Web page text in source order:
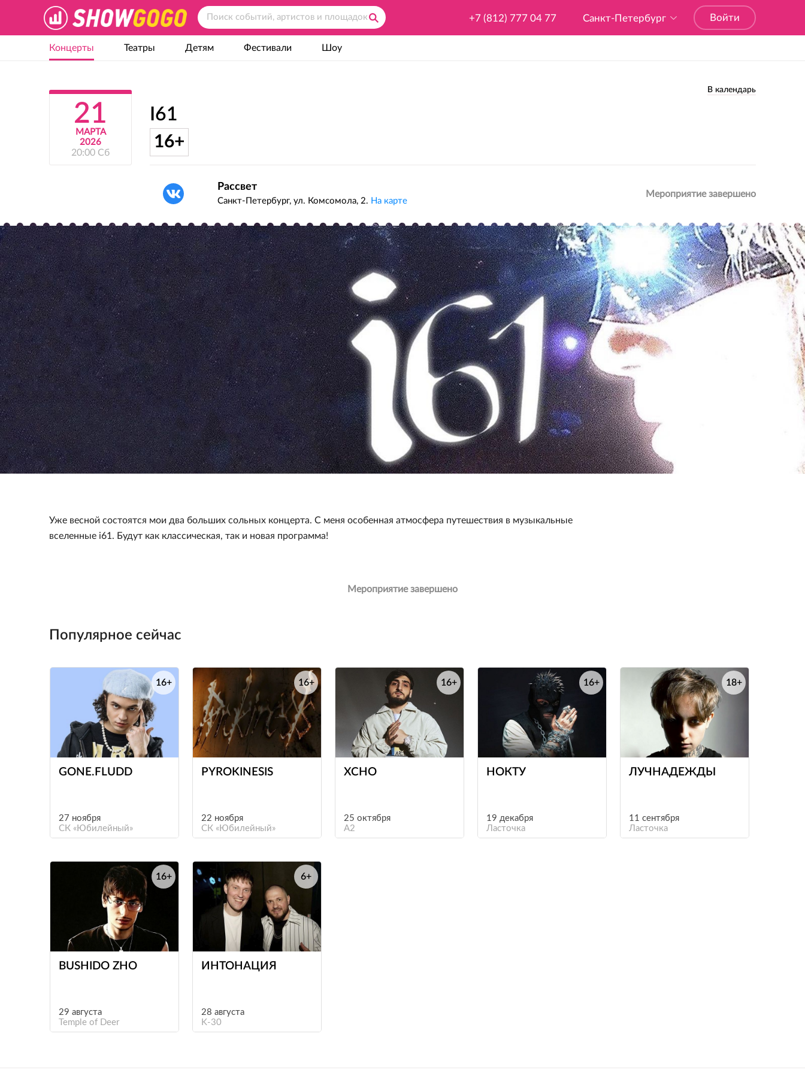
Войти
Санкт-Петербург
+7 (812) 777 04 77
Концерты Театры Детям Фестивали Шоу
В календарь
21
МАРТА
2026
20:00 Сб
I61
16+
Рассвет
Санкт-Петербург, ул. Комсомола, 2. На карте
Мероприятие завершено
Уже весной состоятся мои два больших сольных концерта. С меня особенная атмосфера путешествия в музыкальные
вселенные i61. Будут как классическая, так и новая программа!
Мероприятие завершено
Популярное сейчас
е
GONE.FLUDD
27 ноября
СК «Юбилейный»
16+
е
PYROKINESIS
22 ноября
СК «Юбилейный»
16+
е
XCHO
25 октября
A2
16+
е
НОКТУ
19 декабря
Ласточка
16+
ЛУЧНАДЕЖДЫ
11 сентября
Ласточка
18+
е
BUSHIDO ZHO
29 августа
Temple of Deer
16+
е
ИНТОНАЦИЯ
28 августа
K-30
6+